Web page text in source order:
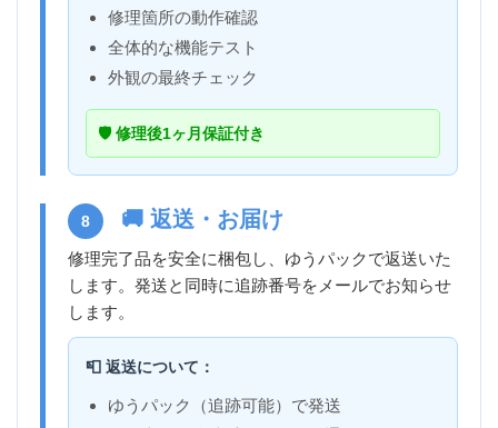
修理箇所の動作確認
全体的な機能テスト
外観の最終チェック
🛡️ 修理後1ヶ月保証付き
8 🚚 返送・お届け
修理完了品を安全に梱包し、ゆうパックで返送いた
します。発送と同時に追跡番号をメールでお知らせ
します。
📮 返送について：
ゆうパック（追跡可能）で発送